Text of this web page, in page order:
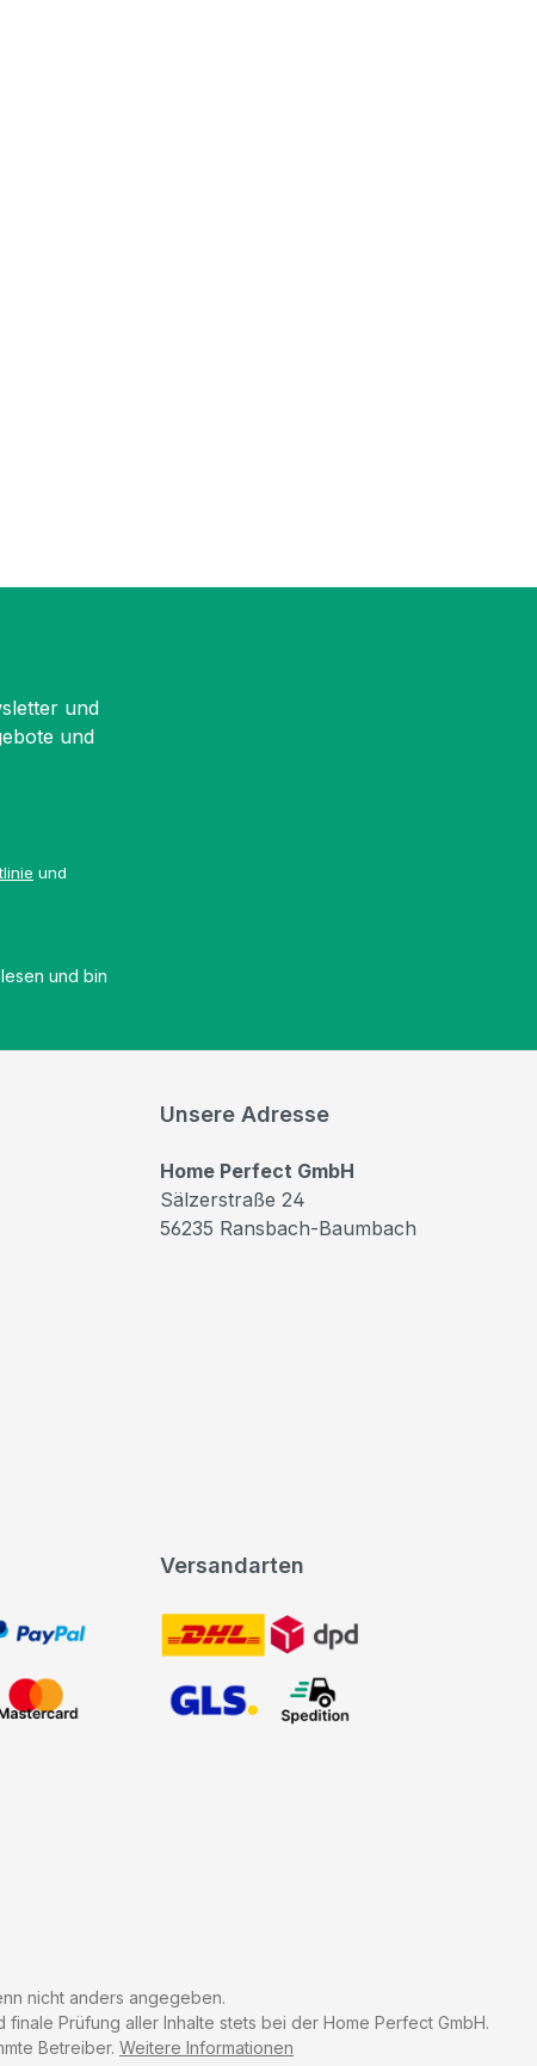
und
und
und
und bin
PayPal
Versandarten
Unsere Adresse
Home Perfect GmbH
Sälzerstraße 24
56235 Ransbach-Baumbach
nicht anders angegeben.
Prüfung aller Inhalte stets bei der Home Perfect GmbH.
Betreiber. Weitere Informationen